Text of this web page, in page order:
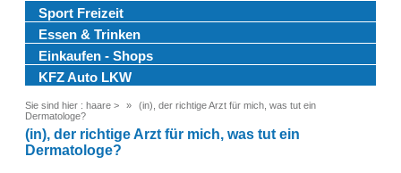
Sport Freizeit
Essen & Trinken
Einkaufen - Shops
KFZ Auto LKW
Sie sind hier : haare >
(in), der richtige Arzt für mich, was tut ein
Dermatologe?
(in), der richtige Arzt für mich, was tut ein
Dermatologe?